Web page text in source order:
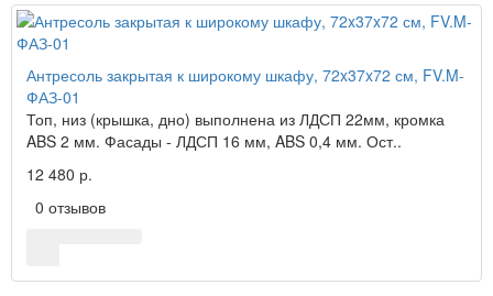
Антресоль закрытая к широкому шкафу, 72x37x72 см, FV.M-
ФАЗ-01
Топ, низ (крышка, дно) выполнена из ЛДСП 22мм, кромка
ABS 2 мм. Фасады - ЛДСП 16 мм, ABS 0,4 мм. Ост..
12 480 р.
0 отзывов